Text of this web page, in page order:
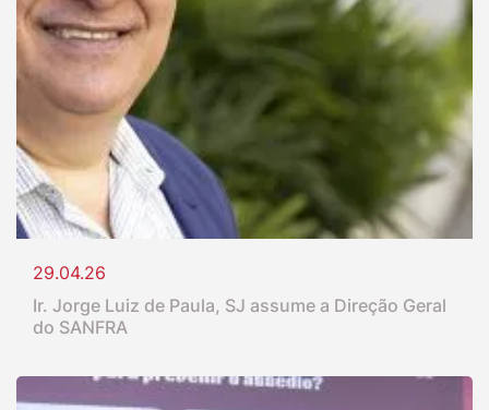
29.04.26
Ir. Jorge Luiz de Paula, SJ assume a Direção Geral
do SANFRA